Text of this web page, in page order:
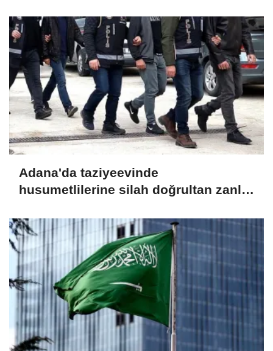
Adana'da taziyeevinde
husumetlilerine silah doğrultan zanlı